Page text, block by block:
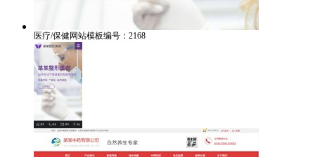
医疗/保健网站模板编号：2168